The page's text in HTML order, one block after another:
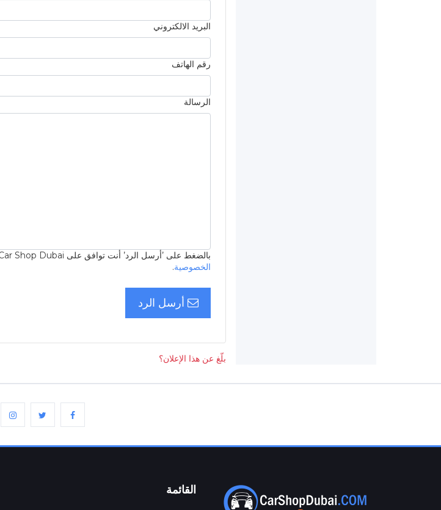
البريد الالكتروني
رقم الهاتف
الرسالة
بالضغط على ’أرسل الرد’ أنت توافق على Car Shop Dubai
الخصوصية.
أرسل الرد
بلّغ عن هذا الإعلان؟
القائمة